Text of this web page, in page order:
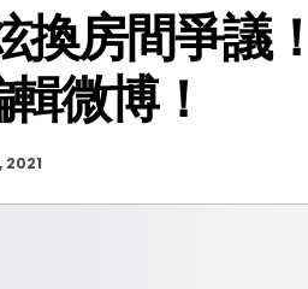
換房間爭議
微博！
2021